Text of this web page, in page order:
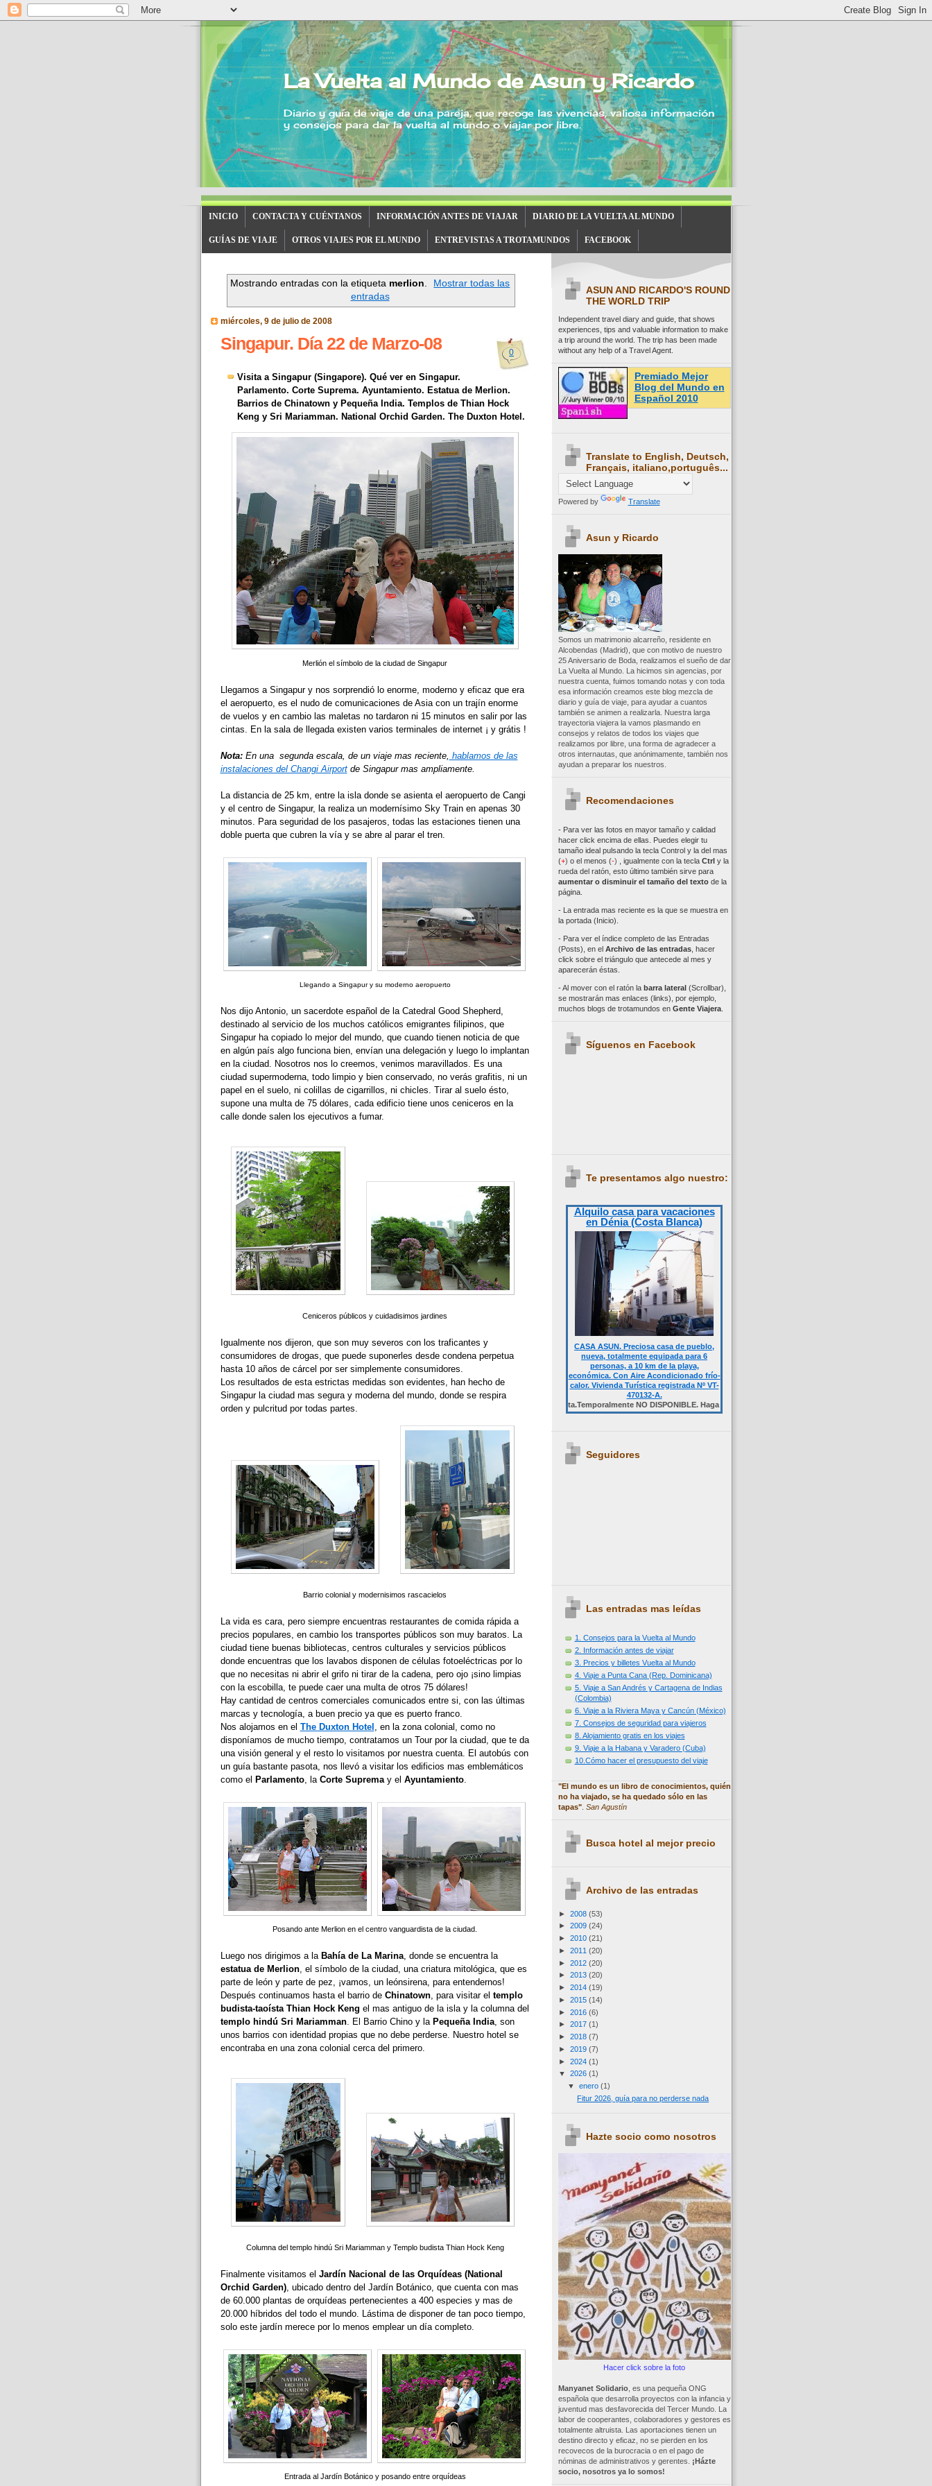
La Vuelta al Mundo de Asun y Ricardo
Diario y guía de viaje de una pareja, que recoge las vivencias, valiosa información
y consejos para dar la vuelta al mundo o viajar por libre.
INICIO CONTACTA Y CUÉNTANOS INFORMACIÓN ANTES DE VIAJAR DIARIO DE LA VUELTA AL MUNDO
GUÍAS DE VIAJE OTROS VIAJES POR EL MUNDO ENTREVISTAS A TROTAMUNDOS FACEBOOK
Mostrando entradas con la etiqueta merlion
Mostrar todas las
entradas
miércoles, 9 de julio de 2008
0
Singapur. Día 22 de Marzo-08
Visita a Singapur (Singapore). Qué ver en Singapur.
Parlamento. Corte Suprema. Ayuntamiento. Estatua de Merlion.
Barrios de Chinatown y Pequeña India. Templos de Thian Hock
Keng y Sri Mariamman. National Orchid Garden. The Duxton Hotel.
Merlión el símbolo de la ciudad de Singapur
Llegamos a Singapur y nos sorprendió lo enorme, moderno y eficaz que era
el aeropuerto, es el nudo de comunicaciones de Asia con un trajín enorme
de vuelos y en cambio las maletas no tardaron ni 15 minutos en salir por las
cintas. En la sala de llegada existen varios terminales de internet ¡ y grátis !
Nota:En una segunda escala, de un viaje mas reciente, hablamos de las
instalaciones del Changi Airportde Singapurmas ampliamente.
La distancia de 25 km, entre la isla donde se asienta el aeropuerto de Cangi
y el centro de Singapur, la realiza un modernísimo Sky Train en apenas 30
minutos. Para seguridad de los pasajeros, todas las estaciones tienen una
doble puerta que cubren la vía y se abre al parar el tren.
Llegando a Singapur y su moderno aeropuerto
Nos dijo Antonio, un sacerdote español de la Catedral Good Shepherd,
destinado al servicio de los muchos católicos emigrantes filipinos, que
Singapur ha copiado lo mejor del mundo, que cuando tienen noticia de que
en algún país algo funciona bien, envían una delegación y luego lo implantan
en la ciudad. Nosotros nos lo creemos, venimos maravillados. Es una
ciudad supermoderna, todo limpio y bien conservado, no verás grafitis, ni un
papel en el suelo, ni colillas de cigarrillos, ni chicles. Tirar al suelo ésto,
supone una multa de 75 dólares, cada edificio tiene unos ceniceros en la
calle donde salen los ejecutivos a fumar.
Ceniceros públicos y cuidadisimos jardines
Igualmente nos dijeron, que son muy severos con los traficantes y
consumidores de drogas, que puede suponerles desde condena perpetua
hasta 10 años de cárcel por ser simplemente consumidores.
Los resultados de esta estrictas medidas son evidentes, han hecho de
Singapur la ciudad mas segura y moderna del mundo, donde se respira
orden y pulcritud por todas partes.
Barrio colonial y modernisimos rascacielos
La vida es cara, pero siempre encuentras restaurantes de comida rápida a
precios populares, en cambio los transportes públicos son muy baratos. La
ciudad tiene buenas bibliotecas, centros culturales y servicios públicos
donde encuentras que los lavabos disponen de células fotoeléctricas por lo
que no necesitas ni abrir el grifo ni tirar de la cadena, pero ojo ¡sino limpias
con la escobilla, te puede caer una multa de otros 75 dólares!
Hay cantidad de centros comerciales comunicados entre si, con las últimas
marcas y tecnología, a buen precio ya que es puerto franco.
Nos alojamos en el The Duxton Hotel , en la zona colonial, como no
disponíamos de mucho tiempo, contratamos un Tour por la ciudad, que te da
una visión general y el resto lo visitamos por nuestra cuenta. El autobús con
un guía bastante pasota, nos llevó a visitar los edificios mas emblemáticos
como el Parlamento, la Corte Supremay el Ayuntamiento.
Posando ante Merlion en el centro vanguardista de la ciudad.
Luego nos dirigimos a la Bahía de La Marina, donde se encuentra la
estatua de Merlion, el símbolo de la ciudad, una criatura mitológica, que es
parte de león y parte de pez, ¡vamos, un leónsirena, para entendernos!
Después continuamos hasta el barrio de Chinatown, para visitar el templo
budista-taoísta Thian Hock Keng el mas antiguo de la isla y la columna del
templo hindú Sri Mariamman. El Barrio Chino y la Pequeña India, son
unos barrios con identidad propias que no debe perderse. Nuestro hotel se
encontraba en una zona colonial cerca del primero.
Columna del templo hindú Sri Mariamman y Templo budista Thian Hock Keng
Finalmente visitamos el Jardín Nacional de las Orquídeas (National
Orchid Garden), ubicado dentro del Jardín Botánico, que cuenta con mas
de 60.000 plantas de orquídeas pertenecientes a 400 especies y mas de
20.000 híbridos del todo el mundo. Lástima de disponer de tan poco tiempo,
solo este jardín merece por lo menos emplear un día completo.
Entrada al Jardín Botánico y posando entre orquídeas
ASUN AND RICARDO'S ROUND
THE WORLD TRIP
Independent travel diary and guide, that shows
experiences, tips and valuable information to make
a trip around the world. The trip has been made
without any help of a Travel Agent.
Premiado Mejor
Blog del Mundo en
Español 2010
Translate to English, Deutsch,
Français, italiano,português...
Powered by Translate
Asun y Ricardo
Somos un matrimonio alcarreño, residente en
Alcobendas (Madrid), que con motivo de nuestro
25 Aniversario de Boda, realizamos el sueño de dar
La Vuelta al Mundo. La hicimos sin agencias, por
nuestra cuenta, fuimos tomando notas y con toda
esa información creamos este blog mezcla de
diario y guía de viaje, para ayudar a cuantos
también se animen a realizarla. Nuestra larga
trayectoria viajera la vamos plasmando en
consejos y relatos de todos los viajes que
realizamos por libre, una forma de agradecer a
otros internautas, que anónimamente, también nos
ayudan a preparar los nuestros.
Recomendaciones
- Para ver las fotos en mayor tamaño y calidad
hacer click encima de ellas. Puedes elegir tu
tamaño ideal pulsando la tecla Controly la del mas
(+) o el menos (-) igualmente con la tecla Ctrl y la
rueda del ratón, esto último también sirve para
aumentar o disminuir el tamaño del textode la
página.
- La entrada mas reciente es la que se muestra en
la portada (Inicio).
- Para ver el índice completo de las Entradas
(Posts), en el Archivo de las entradas, hacer
click sobre el triángulo que antecede al mes y
aparecerán éstas.
- Al mover con el ratón la barra lateral(Scrollbar),
se mostrarán mas enlaces (links), por ejemplo,
muchos blogs de trotamundos en Gente Viajera.
Síguenos en Facebook
Te presentamos algo nuestro:
Alquilo casa para vacaciones
en Dénia (Costa Blanca)
CASA ASUN. Preciosa casa de pueblo,
nueva, totalmente equipada para 6
personas, a 10 km de la playa,
económica. Con Aire Acondicionado frío-
calor. Vivienda Turística registrada Nº VT-
470132-A.
Desde 700 € quincena casa completa.Temporalmente NO DISPONIBLE. Haga click sobre la foto.
Seguidores
Las entradas mas leídas
1. Consejos para la Vuelta al Mundo
2. Información antes de viajar
3. Precios y billetes Vuelta al Mundo
4. Viaje a Punta Cana (Rep. Dominicana)
5. Viaje a San Andrés y Cartagena de Indias
(Colombia)
6. Viaje a la Riviera Maya y Cancún (México)
7. Consejos de seguridad para viajeros
8. Alojamiento gratis en los viajes
9. Viaje a la Habana y Varadero (Cuba)
10.Cómo hacer el presupuesto del viaje
"El mundo es un libro de conocimientos, quién
no ha viajado, se ha quedado sólo en las
tapas". San Agustín
Busca hotel al mejor precio
Archivo de las entradas
► 2008 (53)
► 2009 (24)
► 2010 (21)
► 2011 (20)
► 2012 (20)
► 2013 (20)
► 2014 (19)
► 2015 (14)
► 2016 (6)
► 2017 (1)
► 2018 (7)
► 2019 (7)
► 2024 (1)
▼ 2026 (1)
▼ enero (1)
Fitur 2026, guía para no perderse nada
Hazte socio como nosotros
Hacer click sobre la foto
Manyanet Solidario, es una pequeña ONG
española que desarrolla proyectos con la infancia y
juventud mas desfavorecida del Tercer Mundo. La
labor de cooperantes, colaboradores y gestores es
totalmente altruista. Las aportaciones tienen un
destino directo y eficaz, no se pierden en los
recovecos de la burocracia o en el pago de
nóminas de administrativos y gerentes.
¡Házte
socio, nosotros ya lo somos!